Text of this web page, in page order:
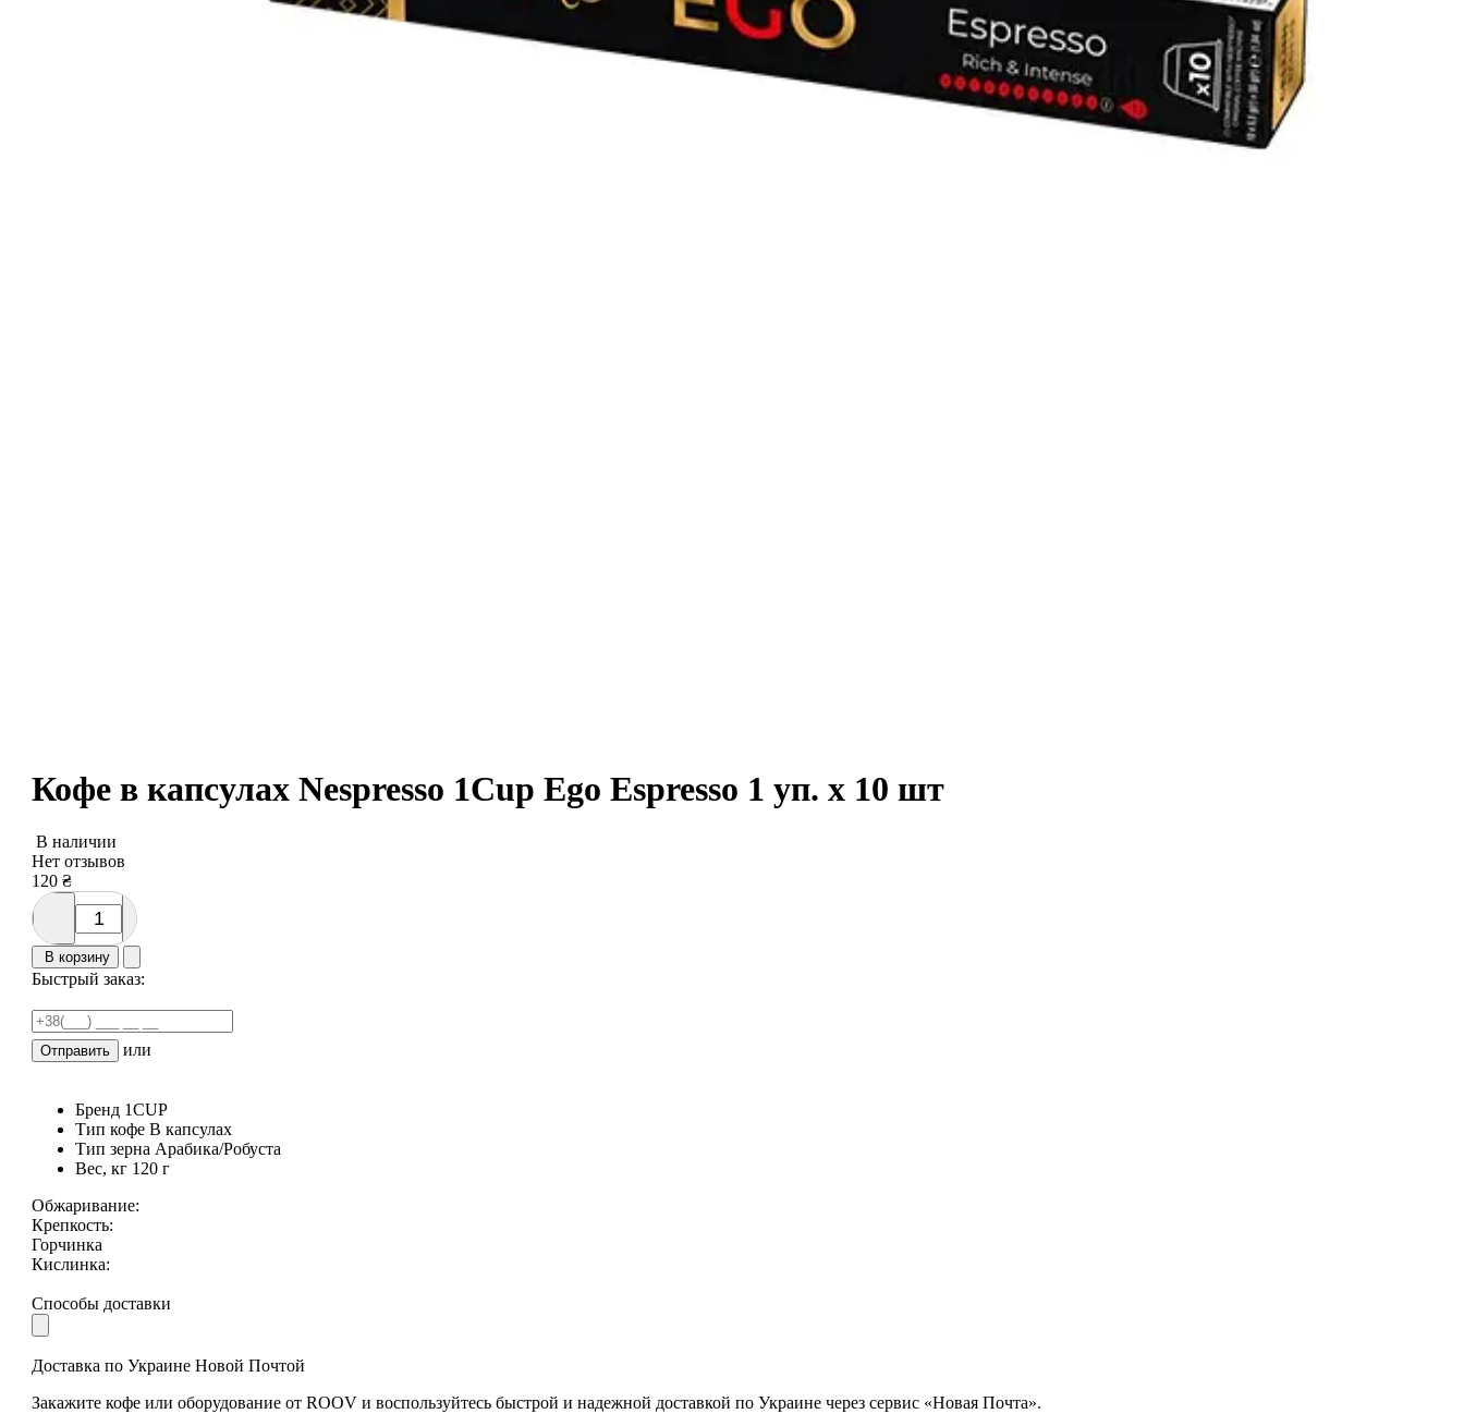
Кофе в капсулах Nespresso 1Cup Ego Espresso 1 уп. х 10 шт
В наличии
Нет отзывов
120 ₴
В корзину
Быстрый заказ:
Отправить или
Бренд 1CUP
Тип кофе В капсулах
Тип зерна Арабика/Робуста
Вес, кг 120 г
Обжаривание:
Крепкость:
Горчинка
Кислинка:
Способы доставки
Доставка по Украине Новой Почтой
Закажите кофе или оборудование от ROOV и воспользуйтесь быстрой и надежной доставкой по Украине через сервис «Новая Почта».